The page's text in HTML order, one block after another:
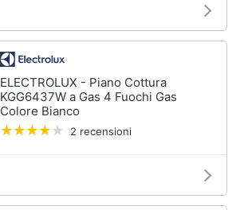
ELECTROLUX - Piano Cottura
KGG6437W a Gas 4 Fuochi Gas
Colore Bianco
2 recensioni